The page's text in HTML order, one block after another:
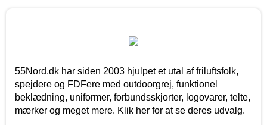
55Nord.dk har siden 2003 hjulpet et utal af friluftsfolk,
spejdere og FDFere med outdoorgrej, funktionel
beklædning, uniformer, forbundsskjorter, logovarer, telte,
mærker og meget mere. Klik her for at se deres udvalg.